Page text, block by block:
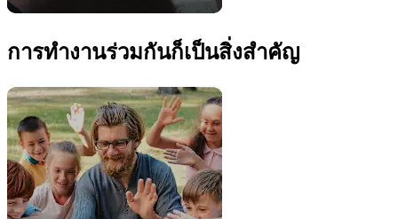
การทำงานร่วมกันก็เป็นสิ่งสำคัญ